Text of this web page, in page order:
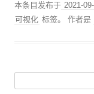
本条目发布于 2021-
可视化 标签。 作者是